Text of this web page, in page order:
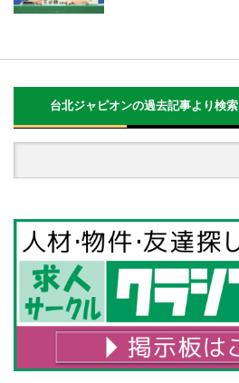
台北ジャピオンの過去記事より検索